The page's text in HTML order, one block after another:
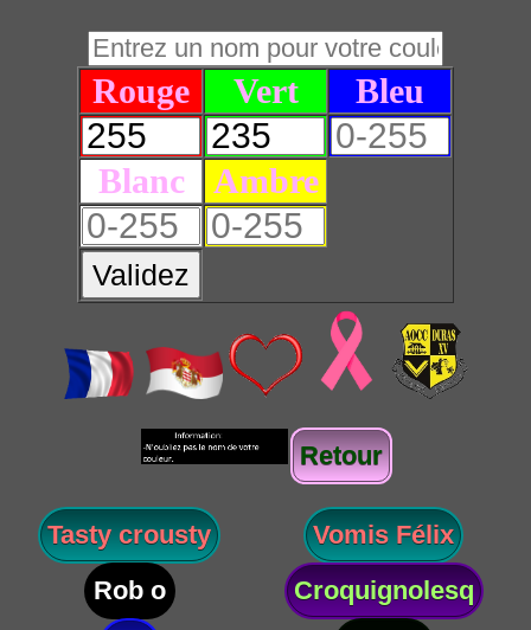
Rouge Vert Bleu
Blanc Ambre
Validez
Retour
Tasty crousty
Vomis Félix
Rob o
Croquignolesq